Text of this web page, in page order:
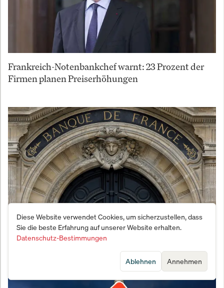
Frankreich-Notenbankchef warnt: 23 Prozent der
Firmen planen Preiserhöhungen
Inflation droht zu beschleunigen: Frankreichs
Notenbankchef schlägt Alarm
Diese Website verwendet Cookies, um sicherzustellen, dass
Sie die beste Erfahrung auf unserer Website erhalten.
Datenschutz-Bestimmungen
Annehmen
Ablehnen